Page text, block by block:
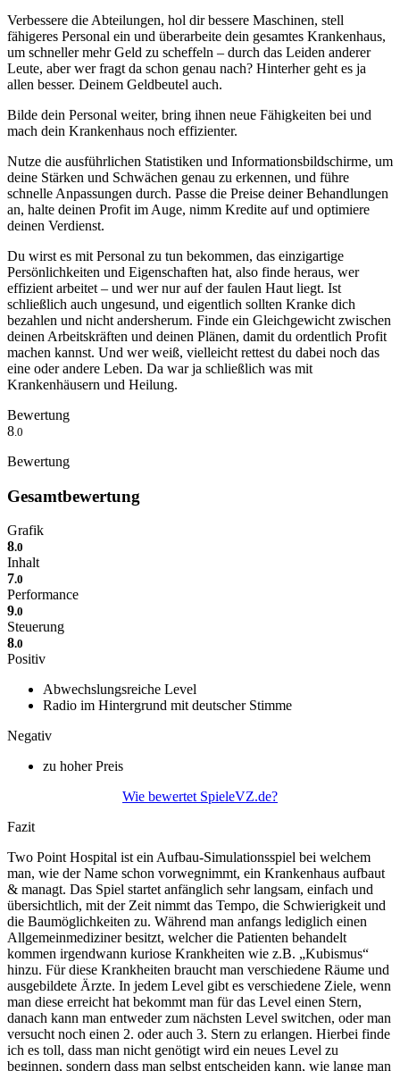
Verbessere die Abteilungen, hol dir bessere Maschinen, stell
fähigeres Personal ein und überarbeite dein gesamtes Krankenhaus,
um schneller mehr Geld zu scheffeln – durch das Leiden anderer
Leute, aber wer fragt da schon genau nach? Hinterher geht es ja
allen besser. Deinem Geldbeutel auch.
Bilde dein Personal weiter, bring ihnen neue Fähigkeiten bei und
mach dein Krankenhaus noch effizienter.
Nutze die ausführlichen Statistiken und Informationsbildschirme, um
deine Stärken und Schwächen genau zu erkennen, und führe
schnelle Anpassungen durch. Passe die Preise deiner Behandlungen
an, halte deinen Profit im Auge, nimm Kredite auf und optimiere
deinen Verdienst.
Du wirst es mit Personal zu tun bekommen, das einzigartige
Persönlichkeiten und Eigenschaften hat, also finde heraus, wer
effizient arbeitet – und wer nur auf der faulen Haut liegt. Ist
schließlich auch ungesund, und eigentlich sollten Kranke dich
bezahlen und nicht andersherum. Finde ein Gleichgewicht zwischen
deinen Arbeitskräften und deinen Plänen, damit du ordentlich Profit
machen kannst. Und wer weiß, vielleicht rettest du dabei noch das
eine oder andere Leben. Da war ja schließlich was mit
Krankenhäusern und Heilung.
Bewertung
8 .0
Bewertung
Gesamtbewertung
Grafik
8.0
Inhalt
7.0
Performance
9.0
Steuerung
8.0
Positiv
Abwechslungsreiche Level
Radio im Hintergrund mit deutscher Stimme
Negativ
zu hoher Preis
Wie bewertet SpieleVZ.de?
Fazit
Two Point Hospital ist ein Aufbau-Simulationsspiel bei welchem
man, wie der Name schon vorwegnimmt, ein Krankenhaus aufbaut
& managt. Das Spiel startet anfänglich sehr langsam, einfach und
übersichtlich, mit der Zeit nimmt das Tempo, die Schwierigkeit und
die Baumöglichkeiten zu. Während man anfangs lediglich einen
Allgemeinmediziner besitzt, welcher die Patienten behandelt
kommen irgendwann kuriose Krankheiten wie z.B. „Kubismus“
hinzu. Für diese Krankheiten braucht man verschiedene Räume und
ausgebildete Ärzte. In jedem Level gibt es verschiedene Ziele, wenn
man diese erreicht hat bekommt man für das Level einen Stern,
danach kann man entweder zum nächsten Level switchen, oder man
versucht noch einen 2. oder auch 3. Stern zu erlangen. Hierbei finde
ich es toll, dass man nicht genötigt wird ein neues Level zu
beginnen, sondern dass man selbst entscheiden kann, wie lange man